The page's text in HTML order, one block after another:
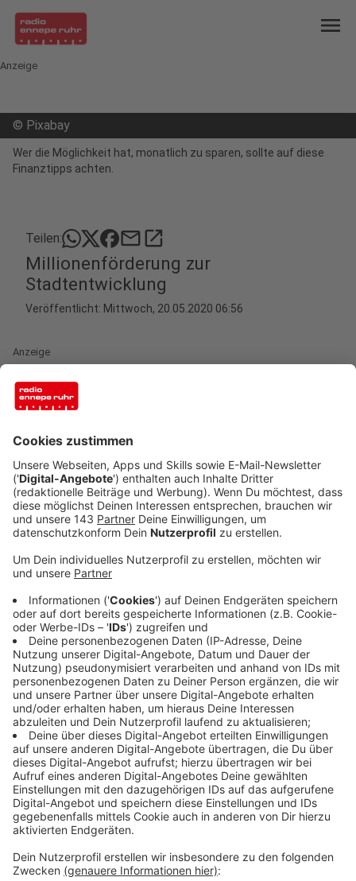
menu
Anzeige
© Pixabay
Wer die Möglichkeit hat, monatlich zu sparen, sollte auf diese
Finanztipps achten.
Teilen: mailopen_in_new
Millionenförderung zur
Stadtentwicklung
Veröffentlicht: Mittwoch, 20.05.2020 06:56
Anzeige
Wetter/Schwelm: Die Bezirksregierung Arnsberg hat
geschickt. Fast 5,9 Millionen Euro Städtebauförderung
fließen in das neue Kulturzentrum und die Stärkung der
Innenstadt in Schwelm. Musikschule, VHS und
Bücherei sollen ja in dem Zentrum an der Römerstraße
unter ein Dach ziehen.
Anzeige
©Stadt Schwelm
So stellen sich die Planer das künftige Kulturzentrum
vor
Anzeige
Das Land NRW hatte Ende vergangenen Monats schon
gut 200.000 Euro für das neue Bücherei-Konzept
bewilligt. Es sieht W-LAN, Tische zum Lesen und
Lernen und Angebote für kleine Kinder und Senioren
vor. Weil die Bücher künftig von den Besuchern
Öffnungszeiten verlängert werden. Auch